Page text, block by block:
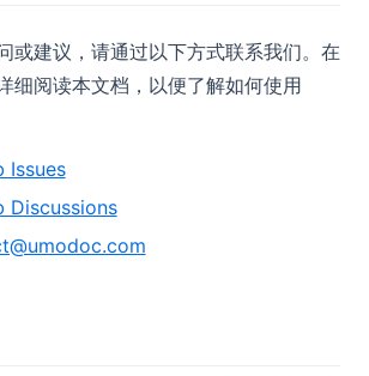
或建议，请通过以下方式联系我们。在
细阅读本文档，以便了解如何使用
Issues
Discussions